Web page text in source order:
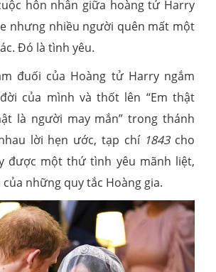
hôn nhân giữa hoàng tử Harry
nhưng nhiều người quên mất một
Đó là tình yêu.
đuối của Hoàng tử Harry ngắm
của mình và thốt lên “Em thật
là người may mắn” trong thánh
lời hẹn ước, tạp chí 1843cho
được một thứ tình yêu mãnh liệt,
những quy tắc Hoàng gia.